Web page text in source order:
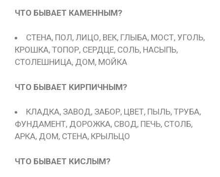
ЧТО БЫВАЕТ КАМЕННЫМ?
СТЕНА, ПОЛ, ЛИЦО, ВЕК, ГЛЫБА, МОСТ, УГОЛЬ,
КРОШКА, ТОПОР, СЕРДЦЕ, СОЛЬ, НАСЫПЬ,
СТОЛЕШНИЦА, ДОМ, МОЙКА
ЧТО БЫВАЕТ КИРПИЧНЫМ?
КЛАДКА, ЗАВОД, ЗАБОР, ЦВЕТ, ПЫЛЬ, ТРУБА,
ФУНДАМЕНТ, ДОРОЖКА, СВОД, ПЕЧЬ, СТОЛБ,
АРКА, ДОМ, СТЕНА, КРЫЛЬЦО
ЧТО БЫВАЕТ КИСЛЫМ?